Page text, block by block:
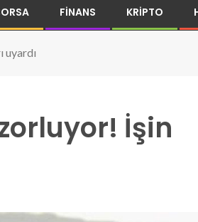
FINANS KRIPTO
uyardı
İşin